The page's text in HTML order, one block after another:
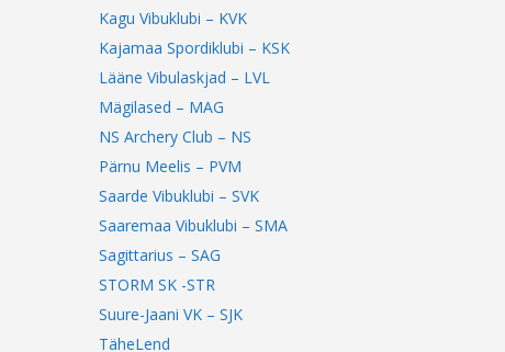
Kagu Vibuklubi – KVK
Kajamaa Spordiklubi – KSK
Lääne Vibulaskjad – LVL
Mägilased – MAG
NS Archery Club – NS
Pärnu Meelis – PVM
Saarde Vibuklubi – SVK
Saaremaa Vibuklubi – SMA
Sagittarius – SAG
STORM SK -STR
Suure-Jaani VK – SJK
TäheLend